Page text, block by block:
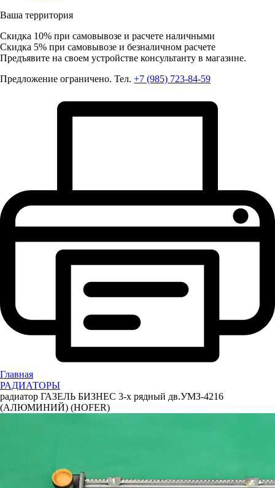
Ваша территория
Скидка 10% при самовывозе и расчете наличными
Скидка 5% при самовывозе и безналичном расчете
Предъявите на своем устройстве консультанту в магазине.
Предложение ограничено. Тел. +7 (985) 723-84-59
Главная
РАДИАТОРЫ
радиатор ГАЗЕЛЬ БИЗНЕС 3-х рядный дв.УМЗ-4216
(АЛЮМИНИЙ) (HOFER)